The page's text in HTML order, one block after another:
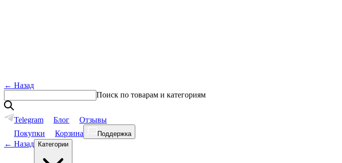
← Назад
Поиск по товарам и категориям
Telegram Блог
Отзывы
Покупки
Корзина Поддержка
← Назад Категории